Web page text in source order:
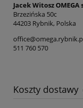
Jacek Witosz
Brzezińska 50c
44203 Rybnik, Polska
511 760 570
Koszty dostawy
Cena nie zawiera